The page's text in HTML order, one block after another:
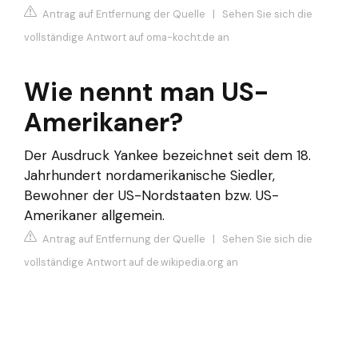
Antrag auf Entfernung der Quelle | Sehen Sie sich die
vollständige Antwort auf oma-kocht.de an
Wie nennt man US-
Amerikaner?
Der Ausdruck Yankee bezeichnet seit dem 18.
Jahrhundert nordamerikanische Siedler,
Bewohner der US-Nordstaaten bzw. US-
Amerikaner allgemein.
Antrag auf Entfernung der Quelle | Sehen Sie sich die
vollständige Antwort auf de.wikipedia.org an